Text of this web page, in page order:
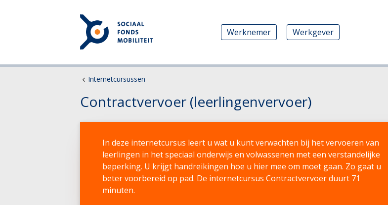
Werknemer Werkgever
Internetcursussen
Contractvervoer (leerlingenvervoer)
In deze internetcursus leert u wat u kunt verwachten bij het vervoeren van
leerlingen in het speciaal onderwijs en volwassenen met een verstandelijke
beperking. U krijgt handreikingen hoe u hier mee om moet gaan. Zo gaat u
beter voorbereid op pad. De internetcursus Contractvervoer duurt 71
minuten.